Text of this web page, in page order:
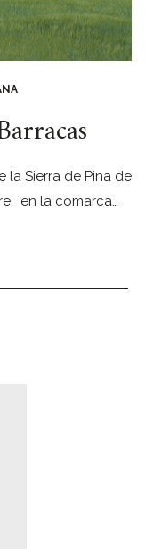
la Sierra de Pina de
en la comarca…